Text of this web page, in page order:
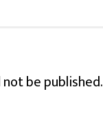
be published.